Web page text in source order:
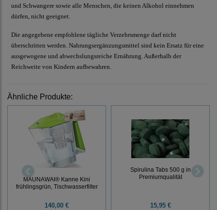
und Schwangere sowie alle Menschen, die keinen Alkohol einnehmen
dürfen, nicht geeignet.
Die angegebene empfohlene tägliche Verzehrsmenge darf nicht
überschritten werden. Nahrungsergänzungsmittel sind kein Ersatz für eine
ausgewogene und abwechslungsreiche Ernährung. Außerhalb der
Reichweite von Kindern aufbewahren.
Ähnliche Produkte:
MAUNAWAI® Kanne Kini
frühlingsgrün, Tischwasserfilter
140,00 €
Spirulina Tabs 500 g in
Premiumqualität
15,95 €